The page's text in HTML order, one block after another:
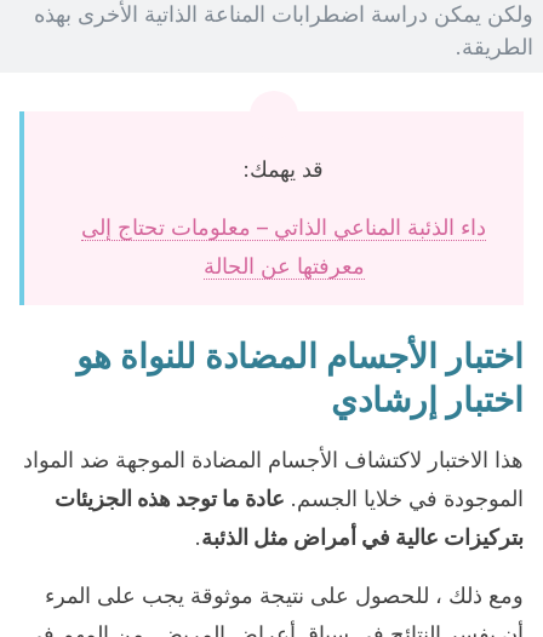
ولكن يمكن دراسة اضطرابات المناعة الذاتية الأخرى بهذه
الطريقة.
قد يهمك:
داء الذئبة المناعي الذاتي – معلومات تحتاج إلى
معرفتها عن الحالة
اختبار الأجسام المضادة للنواة هو
اختبار إرشادي
هذا الاختبار لاكتشاف الأجسام المضادة الموجهة ضد المواد
الموجودة في خلايا الجسم. عادة ما توجد هذه الجزيئات
بتركيزات عالية في أمراض مثل الذئبة.
ومع ذلك ، للحصول على نتيجة موثوقة يجب على المرء